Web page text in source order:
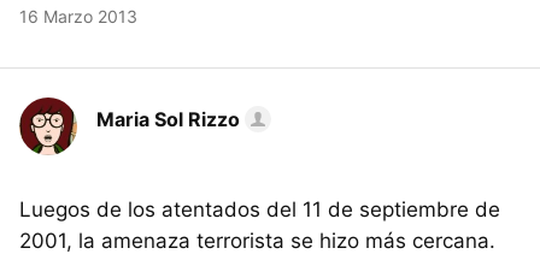
16 Marzo 2013
Maria Sol Rizzo
Luegos de los atentados del 11 de septiembre de
2001, la amenaza terrorista se hizo más cercana.